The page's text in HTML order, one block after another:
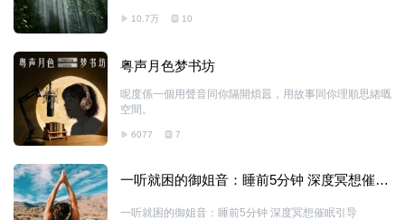
10.7万 10
粤声月色梦书坊
呢度係一個用聲音同你隔開煩囂，用故事同你理順思緒嘅
空間。
6077 7
一听就困的御姐音：睡前5分钟 深度冥想催眠
一听就困的御姐音：睡前5分钟 深度冥想催眠引导